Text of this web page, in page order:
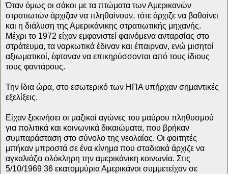
Όταν όμως οι σάκοι με τα πτώματα των Αμερικανών
στρατιωτών άρχιζαν να πληθαίνουν, τότε άρχιζε να βαθαίνει
και η διάλυση της Αμερικάνικης στρατιωτικής μηχανής.
Μέχρι το 1972 είχαν εμφανιστεί φαινόμενα ανταρσίας στο
στράτευμα, τα ναρκωτικά έδιναν και έπαιρναν, ενώ μισητοί
αξιωματικοί, έφταναν να επικηρύσσονται από τους ίδιους
τους φαντάρους.
Την ίδια ώρα, στο εσωτερικό των ΗΠΑ υπήρχαν σημαντικές
εξελίξεις.
Είχαν ξεκινήσει οι μαζικοί αγώνες του μαύρου πληθυσμού
για πολιτικά και κοινωνικά δικαιώματα, που βρήκαν
συμπαράσταση στο σύνολο της νεολαίας. Οι φοιτητές
μπήκαν μπροστά σε ένα κίνημα που σταδιακά άρχιζε να
αγκαλιάζει ολόκληρη την αμερικάνικη κοινωνία. Στις
5/10/1969 36 εκατομμύρια Αμερικάνοι συμμετείχαν σε